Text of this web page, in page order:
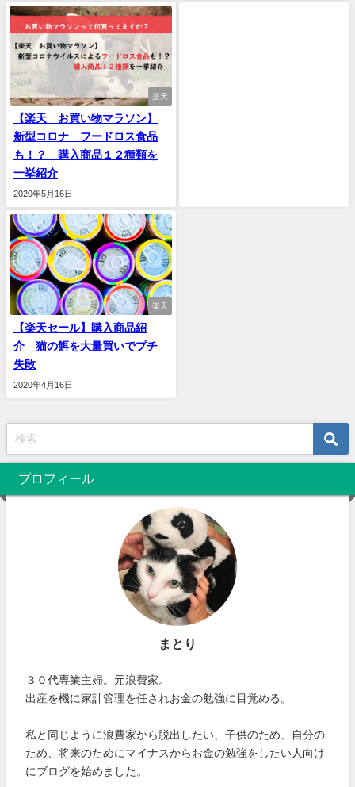
楽天
【楽天 お買い物マラソン】
新型コロナ フードロス食品
も！？ 購入商品１２種類を
一挙紹介
2020年5月16日
楽天
【楽天セール】購入商品紹
介 猫の餌を大量買いでプチ
失敗
2020年4月16日
プロフィール
まとり
３０代専業主婦。元浪費家。
出産を機に家計管理を任されお金の勉強に目覚める。
私と同じように浪費家から脱出したい、子供のため、自分の
ため、将来のためにマイナスからお金の勉強をしたい人向け
にブログを始めました。